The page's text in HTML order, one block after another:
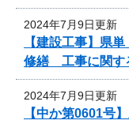
2024年7月9日更新
【建設工事】県
修繕 工事に関す
2024年7月9日更新
【中か第0601号